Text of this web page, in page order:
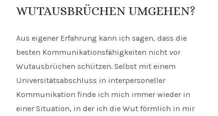
WUTAUSBRÜCHEN UMGEHEN?
Aus eigener Erfahrung kann ich sagen, dass die
besten Kommunikationsfähigkeiten nicht vor
Wutausbrüchen schützen. Selbst mit einem
Universitätsabschluss in interpersoneller
Kommunikation finde ich mich immer wieder in
einer Situation, in der ich die Wut förmlich in mir